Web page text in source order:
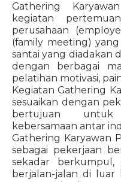
Gathering
kegiatan
perusahaan
(family meeting)
santai yang diadakan
dengan berbagai
pelatihan motivasi,
Kegiatan Gathering
sesuaikan dengan
bertujuan untuk
kebersamaan antar
Gathering Karyawan
sebagai pekerjaan
sekadar berkumpul,
berjalan-jalan di